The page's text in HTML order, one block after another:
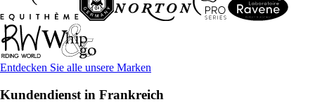
Entdecken Sie alle unsere Marken
Kundendienst in Frankreich